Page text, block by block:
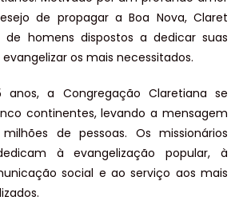
de propagar a Boa Nova, Claret
homens dispostos a dedicar suas
os mais necessitados.
anos, a Congregação Claretiana se
continentes, levando a mensagem
de pessoas. Os missionários
à evangelização popular, à
social e ao serviço aos mais